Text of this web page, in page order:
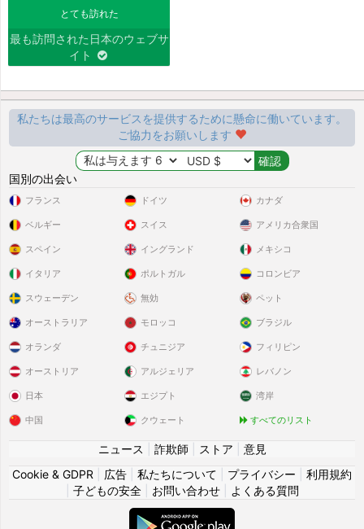
とても訪れた
最も訪問された日本のウェブサ
イト
私たちは最高のサービスを提供するために懸命に働いています。
ご協力をお願いします
国別の出会い
フランス
ベルギー
スペイン
イタリア
スウェーデン
ドイツ
スイス
イングランド
ポルトガル
無効
カナダ
アメリカ合衆国
メキシコ
コロンビア
ペット
オーストラリア
オランダ
オーストリア
日本
中国
モロッコ
チュニジア
アルジェリア
エジプト
クウェート
ブラジル
フィリピン
レバノン
湾岸
すべてのリスト
ニュース 詐欺師 ストア
意見
Cookie & GDPR
広告 私たちについて プライバシー
利用規約
子どもの安全| お問い合わせ| よくある質問